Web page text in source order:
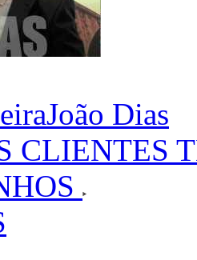
João Dias
CLIENTES